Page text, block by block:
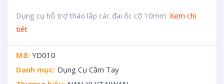
Dụng cụ hỗ trợ tháo lắp các đai ốc cỡ 10mm. Xem chi
tiết
Mã: YD010
Danh mục: Dụng Cụ Cầm Tay